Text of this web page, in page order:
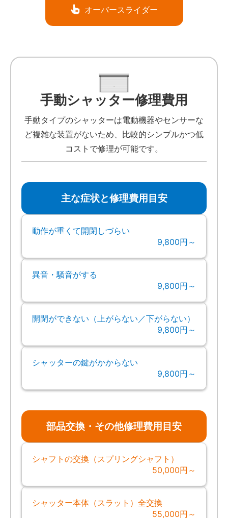
オーバースライダー
手動シャッター修理費用
手動タイプのシャッターは電動機器やセンサーな
ど複雑な装置がないため、比較的シンプルかつ低
コストで修理が可能です。
主な症状と修理費用目安
動作が重くて開閉しづらい
9,800円～
異音・騒音がする
9,800円～
開閉ができない（上がらない／下がらない）
9,800円～
シャッターの鍵がかからない
9,800円～
部品交換・その他修理費用目安
シャフトの交換（スプリングシャフト）
50,000円～
シャッター本体（スラット）全交換
55,000円～